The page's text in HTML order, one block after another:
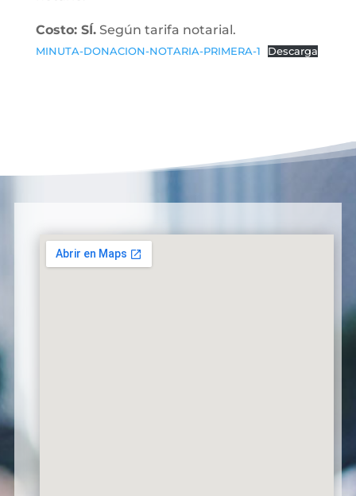
Costo: SÍ.Según tarifa notarial.
MINUTA-DONACION-NOTARIA-PRIMERA-1 Descarga